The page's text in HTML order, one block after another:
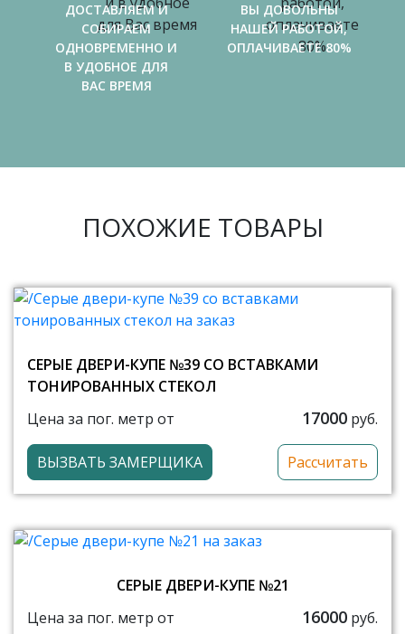
ДОСТАВЛЯЕМ И
СОБИРАЕМ
ОДНОВРЕМЕННО И
В УДОБНОЕ ДЛЯ
ВАС ВРЕМЯ
ВЫ ДОВОЛЬНЫ
НАШЕЙ РАБОТОЙ,
ОПЛАЧИВАЕТЕ 80%
ПОХОЖИЕ ТОВАРЫ
СЕРЫЕ ДВЕРИ-КУПЕ №39 СО ВСТАВКАМИ
ТОНИРОВАННЫХ СТЕКОЛ
Цена за пог. метр от
17000 руб.
ВЫЗВАТЬ ЗАМЕРЩИКА Рассчитать
СЕРЫЕ ДВЕРИ-КУПЕ №21
Цена за пог. метр от
16000 руб.